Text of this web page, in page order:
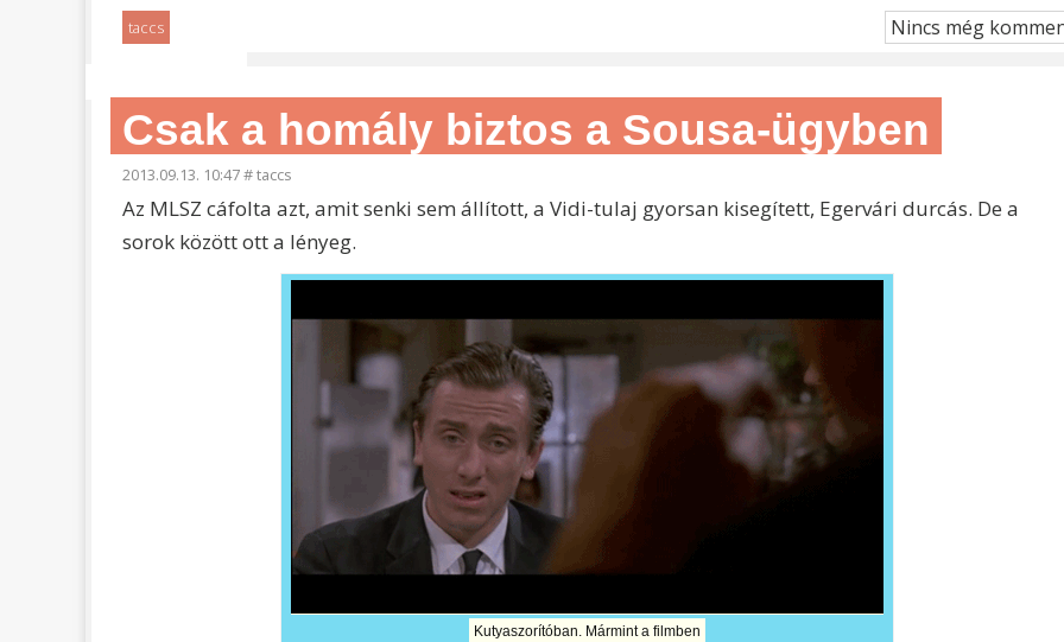
taccs Nincs még
Csak a homály biztos a Sousa-ügyben
2013.09.13. 10:47#taccs
Az MLSZ cáfolta azt, amit senki sem állított, a Vidi-tulaj gyorsan kisegített, Egervári durcás. De a
sorok között ott a lényeg.
Kutyaszorítóban. Mármint a filmben